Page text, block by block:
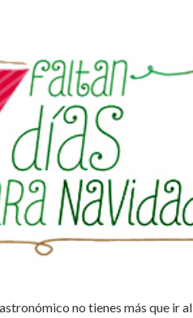
no tienes más que ir al